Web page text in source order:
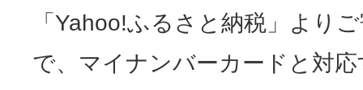
「Yahoo!ふるさと納税」より
で、マイナンバーカードと対